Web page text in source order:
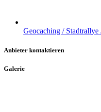
Geocaching / Stadtrallye
Anbieter kontaktieren
Galerie